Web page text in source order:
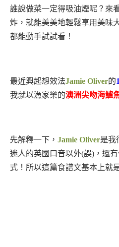
誰說做菜一定得吸油煙呢？ 來
炸，就能美美地輕鬆享用美味
都能動手試試看！
最近興起想效法Jamie Oliver的
我就以漁家樂的澳洲尖吻海鱸
先解釋一下， Jamie Oliver是我
迷人的英國口音以外(誤)，還
式！所以這篇食譜文基本上就